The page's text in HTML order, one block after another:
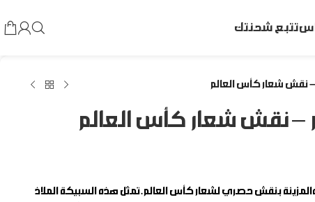
تتبع شحنتك
24 قيراط (نقاء 999.9) والمزينة بنقش حصري لشعار كأس العالم. تمثل هذه السبيكة الملاذ